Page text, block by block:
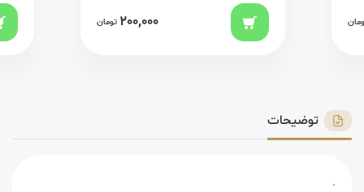
200,000 تومان
توضیحات
.